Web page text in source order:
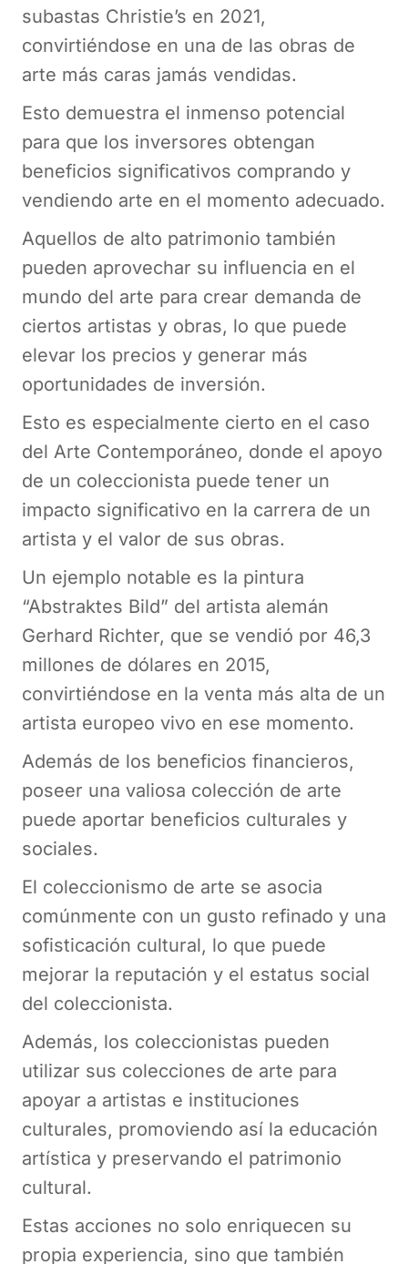
subastas Christie’s en 2021,
convirtiéndose en una de las obras de
arte más caras jamás vendidas.
Esto demuestra el inmenso potencial
para que los inversores obtengan
beneficios significativos comprando y
vendiendo arte en el momento adecuado.
Aquellos de alto patrimonio también
pueden aprovechar su influencia en el
mundo del arte para crear demanda de
ciertos artistas y obras, lo que puede
elevar los precios y generar más
oportunidades de inversión.
Esto es especialmente cierto en el caso
del Arte Contemporáneo, donde el apoyo
de un coleccionista puede tener un
impacto significativo en la carrera de un
artista y el valor de sus obras.
Un ejemplo notable es la pintura
“Abstraktes Bild” del artista alemán
Gerhard Richter, que se vendió por 46,3
millones de dólares en 2015,
convirtiéndose en la venta más alta de un
artista europeo vivo en ese momento.
Además de los beneficios financieros,
poseer una valiosa colección de arte
puede aportar beneficios culturales y
sociales.
El coleccionismo de arte se asocia
comúnmente con un gusto refinado y una
sofisticación cultural, lo que puede
mejorar la reputación y el estatus social
del coleccionista.
Además, los coleccionistas pueden
utilizar sus colecciones de arte para
apoyar a artistas e instituciones
culturales, promoviendo así la educación
artística y preservando el patrimonio
cultural.
Estas acciones no solo enriquecen su
propia experiencia, sino que también